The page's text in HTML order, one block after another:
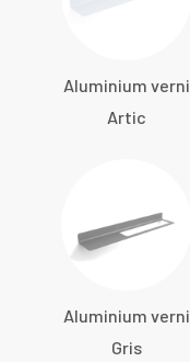
Aluminium verni
Artic
Aluminium verni
Gris